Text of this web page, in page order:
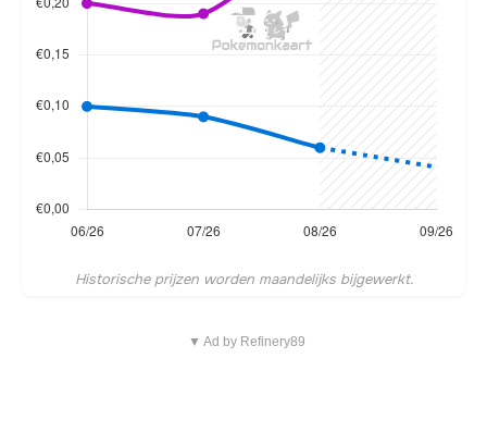
Historische prijzen worden maandelijks bijgewerkt.
▼ Ad by Refinery89